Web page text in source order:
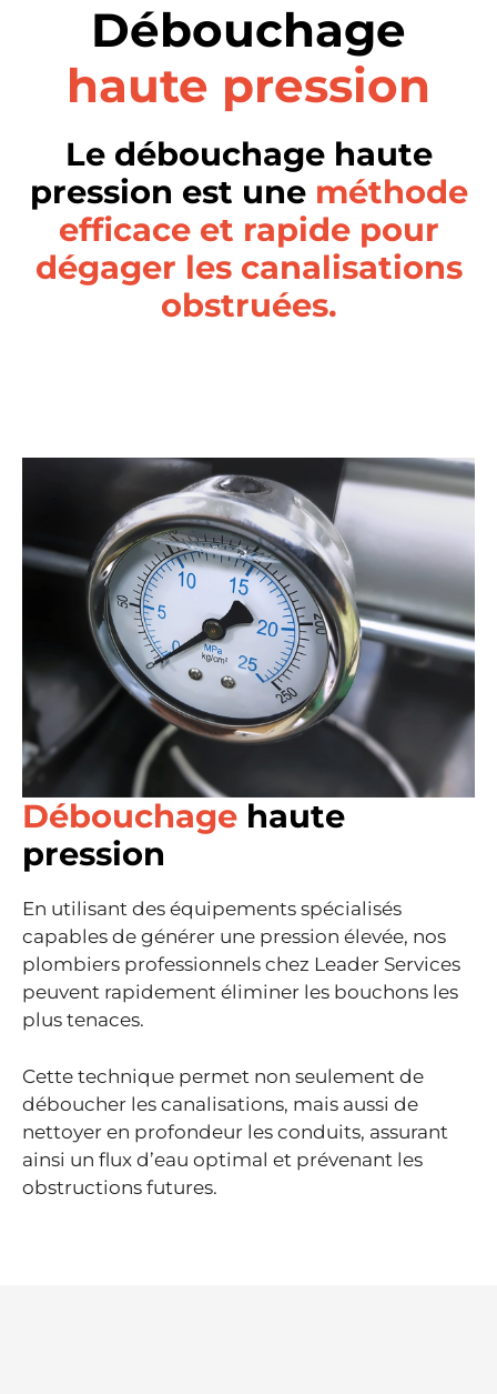
Débouchage
haute pression
Le débouchage haute
pression est une méthode
efficace et rapide pour
dégager les canalisations
obstruées.
Débouchage haute
pression
En utilisant des équipements spécialisés
capables de générer une pression élevée, nos
plombiers professionnels chez Leader Services
peuvent rapidement éliminer les bouchons les
plus tenaces.
Cette technique permet non seulement de
déboucher les canalisations, mais aussi de
nettoyer en profondeur les conduits, assurant
ainsi un flux d’eau optimal et prévenant les
obstructions futures.